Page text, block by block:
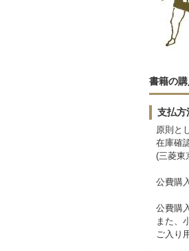
書籍の
支払方
原則と
在庫確
(三菱東
公費購
公費購
また、
ご入り